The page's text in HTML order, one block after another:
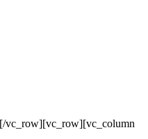
vc_row][vc_row][vc_column